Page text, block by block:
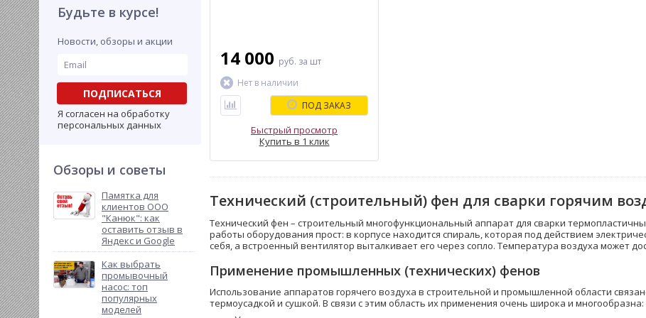
Будьте в курсе!
Новости, обзоры и акции
ПОДПИСАТЬСЯ
Я согласен на обработку
персональных данных
Обзоры и советы
Памятка для
клиентов ООО
"Канюк": как
оставить отзыв в
Яндекс и Google
Как выбрать
промывочный
насос: топ
популярных
моделей
14 000 руб. за шт
Нет в наличии
ПОД ЗАКАЗ
Быстрый просмотр
Купить в 1 клик
Технический (строительный) фен для сварки горячим
Технический фен – строительный многофункциональный аппарат для сварки
работы оборудования прост: в корпусе находится спираль, которая под действием
себя, а встроенный вентилятор выталкивает его через сопло. Температура воздуха может
Применение промышленных (технических) фенов
Использование аппаратов горячего воздуха в строительной и промышленной области
термоусадкой и сушкой. В связи с этим область их применения очень широка и многообразна: